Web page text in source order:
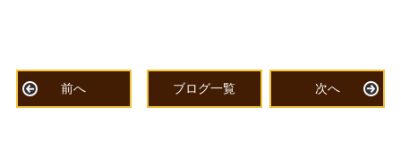
前へ ブログ一覧 次へ